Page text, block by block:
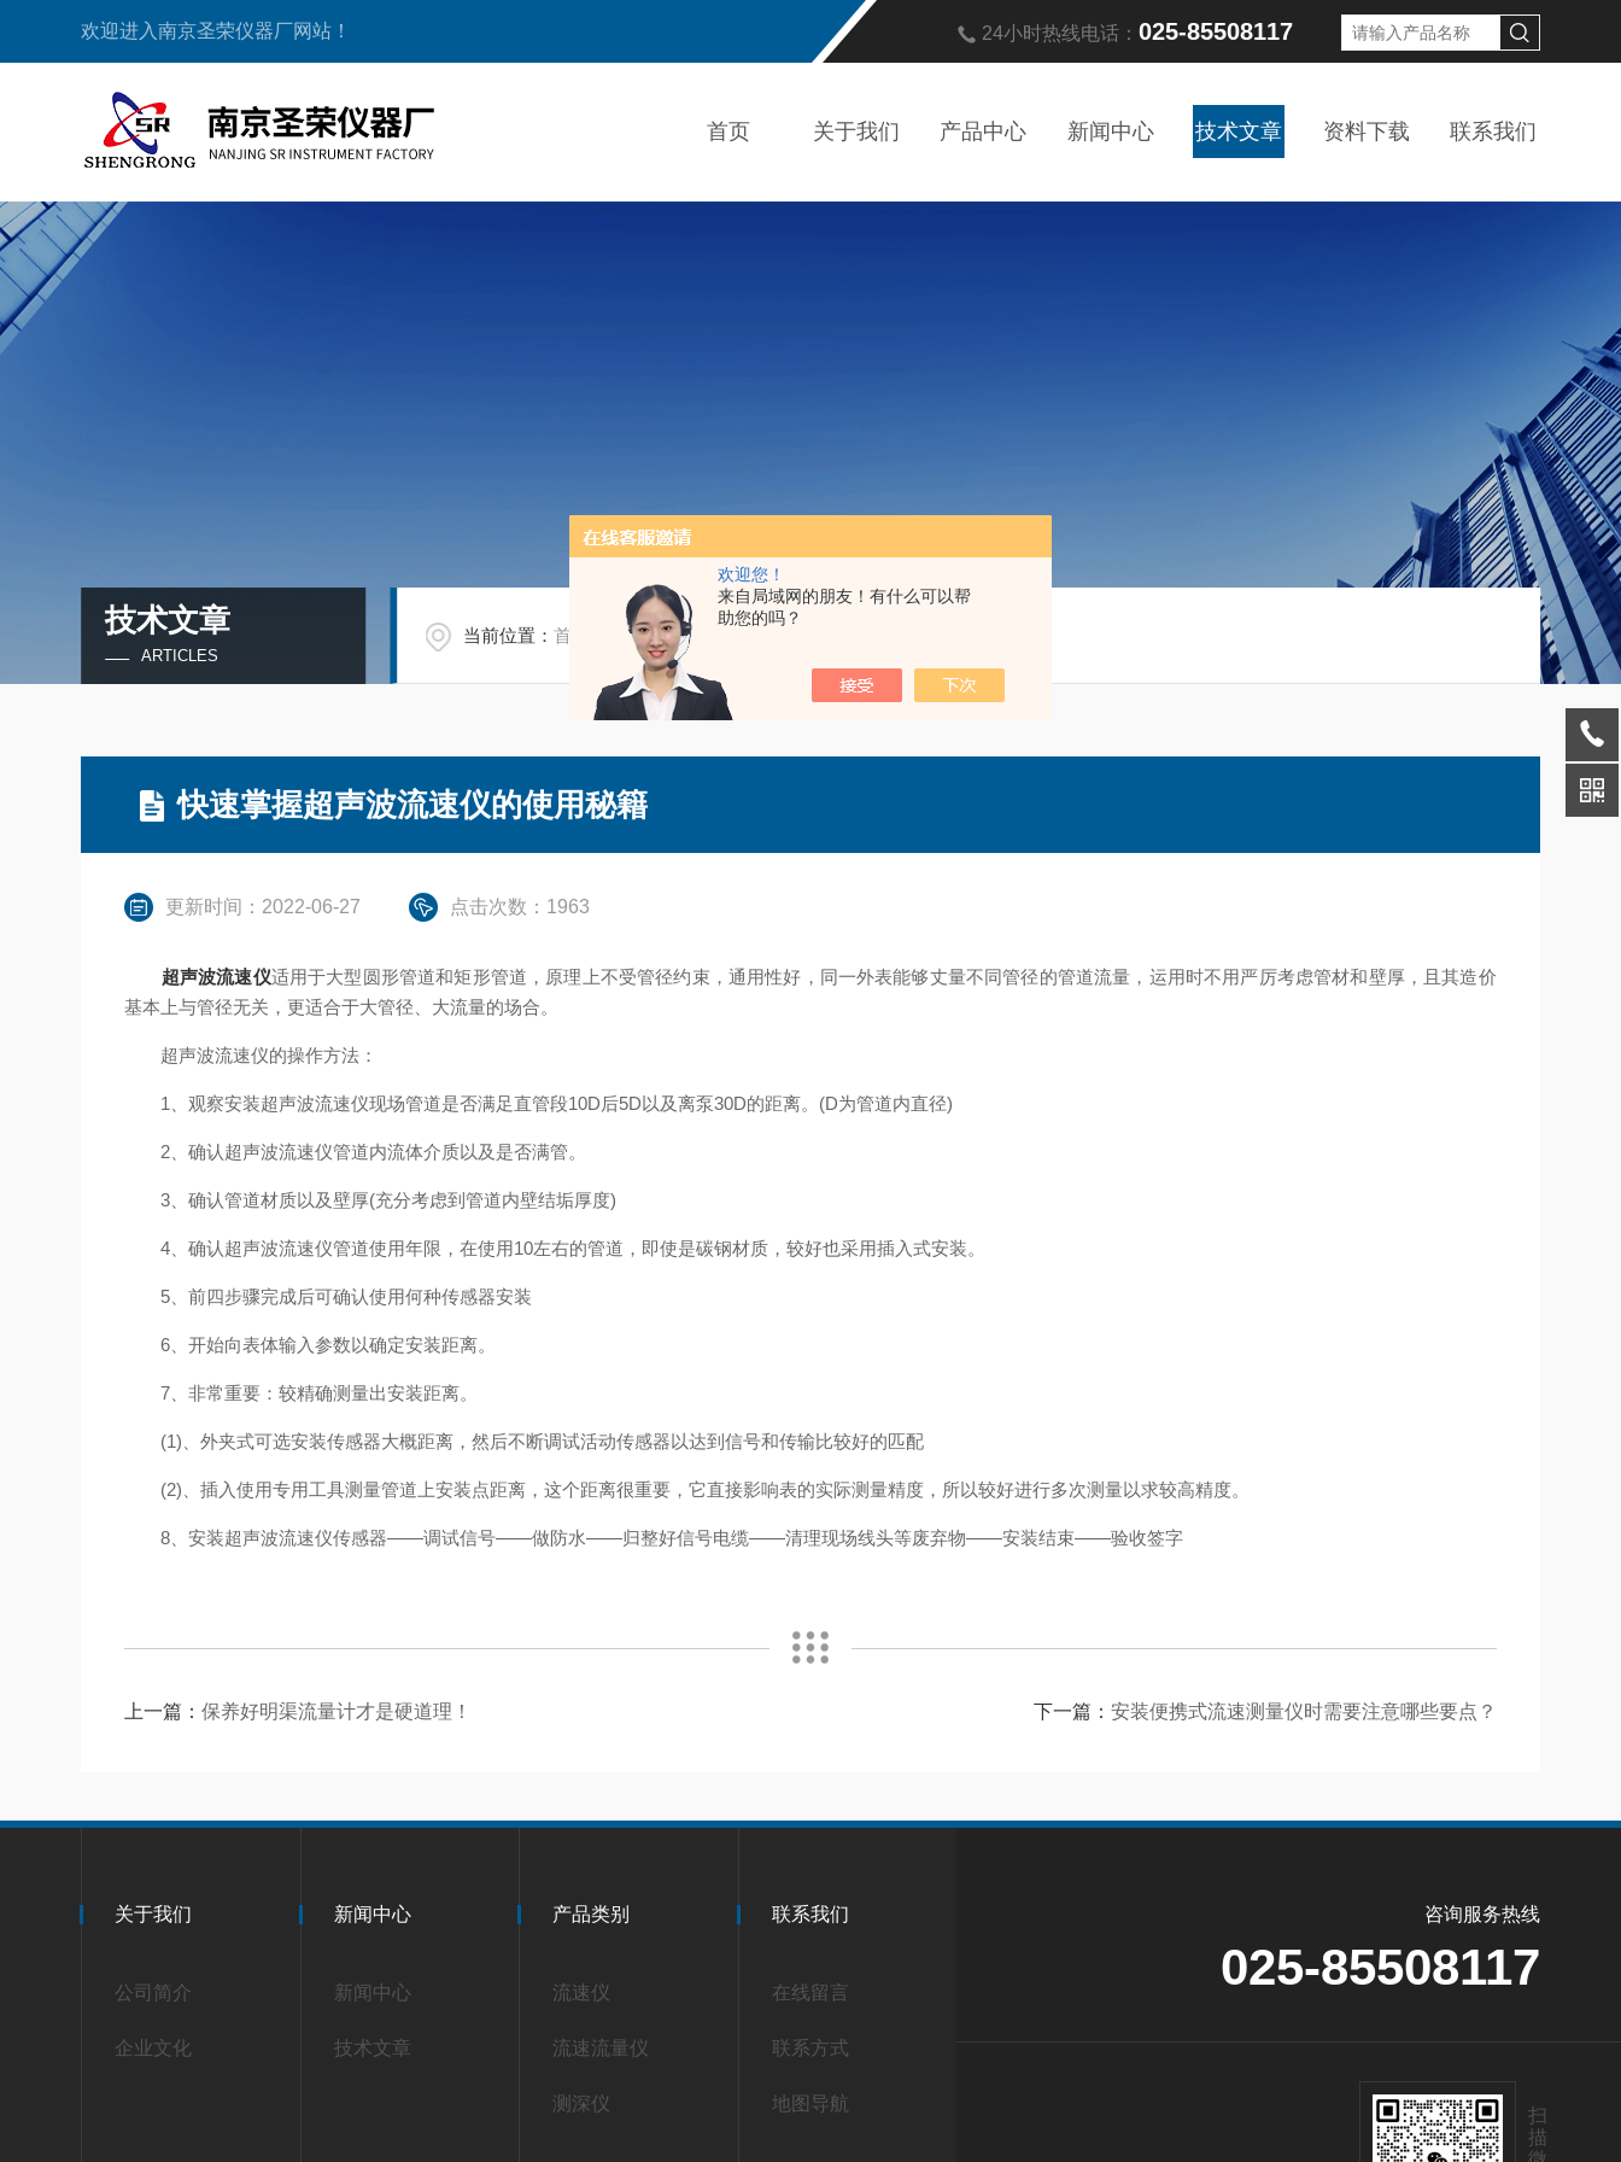
欢迎您！
来自局域网的朋友！有什么可以帮
助您的吗？
欢迎进入南京圣荣仪器厂网站！ 24小时热线电话： 025-85508117
首页 关于我们 产品中心 新闻中心 技术文章 资料下载 联系我们
技术文章
ARTICLES
当前位置：首页 技术文章/ 快速掌握超声波流速仪的使用秘籍
快速掌握超声波流速仪的使用秘籍
更新时间：2022-06-27 点击次数：1963
超声波流速仪适用于大型圆形管道和矩形管道，原理上不受管径约束，通用性好，同一外表能够丈量不同管径的管道流量，运用时不用严厉考虑管材和壁厚，且其造价
基本上与管径无关，更适合于大管径、大流量的场合。
超声波流速仪的操作方法：
1、观察安装超声波流速仪现场管道是否满足直管段10D后5D以及离泵30D的距离。(D为管道内直径)
2、确认超声波流速仪管道内流体介质以及是否满管。
3、确认管道材质以及壁厚(充分考虑到管道内壁结垢厚度)
4、确认超声波流速仪管道使用年限，在使用10左右的管道，即使是碳钢材质，较好也采用插入式安装。
5、前四步骤完成后可确认使用何种传感器安装
6、开始向表体输入参数以确定安装距离。
7、非常重要：较精确测量出安装距离。
(1)、外夹式可选安装传感器大概距离，然后不断调试活动传感器以达到信号和传输比较好的匹配
(2)、插入使用专用工具测量管道上安装点距离，这个距离很重要，它直接影响表的实际测量精度，所以较好进行多次测量以求较高精度。
8、安装超声波流速仪传感器——调试信号——做防水——归整好信号电缆——清理现场线头等废弃物——安装结束——验收签字
上一篇：保养好明渠流量计才是硬道理！ 下一篇： 安装便携式流速测量仪时需要注意哪些要点？
关于我们
公司简介
企业文化
新闻中心
新闻中心
技术文章
产品类别
流速仪
流速流量仪
测深仪
联系我们
在线留言
联系方式
地图导航
咨询服务热线
025-85508117
扫
描